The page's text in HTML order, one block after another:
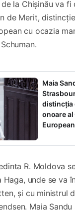
la Chișinău va fi
de Merit,
cu ocazia
Maia
distincția
onoare
R. Moldova
unde se va
și cu ministrul
Maia